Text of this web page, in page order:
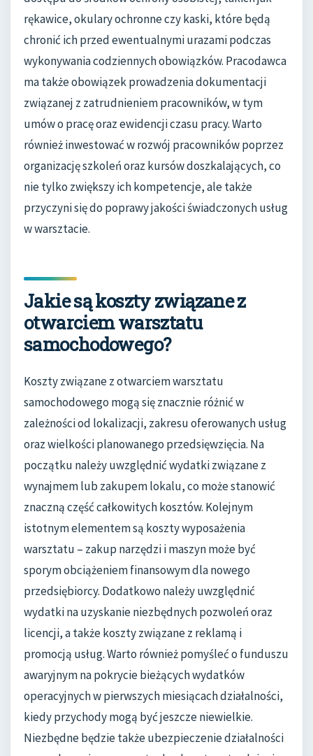
rękawice, okulary ochronne czy kaski, które będą
chronić ich przed ewentualnymi urazami podczas
wykonywania codziennych obowiązków. Pracodawca
ma także obowiązek prowadzenia dokumentacji
związanej z zatrudnieniem pracowników, w tym
umów o pracę oraz ewidencji czasu pracy. Warto
również inwestować w rozwój pracowników poprzez
organizację szkoleń oraz kursów doszkalających, co
nie tylko zwiększy ich kompetencje, ale także
przyczyni się do poprawy jakości świadczonych usług
w warsztacie.
Jakie są koszty związane z
otwarciem warsztatu
samochodowego?
Koszty związane z otwarciem warsztatu
samochodowego mogą się znacznie różnić w
zależności od lokalizacji, zakresu oferowanych usług
oraz wielkości planowanego przedsięwzięcia. Na
początku należy uwzględnić wydatki związane z
wynajmem lub zakupem lokalu, co może stanowić
znaczną część całkowitych kosztów. Kolejnym
istotnym elementem są koszty wyposażenia
warsztatu – zakup narzędzi i maszyn może być
sporym obciążeniem finansowym dla nowego
przedsiębiorcy. Dodatkowo należy uwzględnić
wydatki na uzyskanie niezbędnych pozwoleń oraz
licencji, a także koszty związane z reklamą i
promocją usług. Warto również pomyśleć o funduszu
awaryjnym na pokrycie bieżących wydatków
operacyjnych w pierwszych miesiącach działalności,
kiedy przychody mogą być jeszcze niewielkie.
Niezbędne będzie także ubezpieczenie działalności